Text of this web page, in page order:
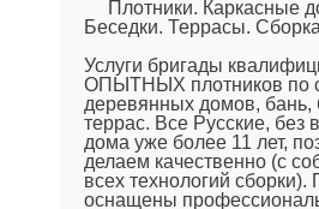
Плотники. Каркасные
Беседки. Террасы. Сборка
Услуги бригады
ОПЫТНЫХ плотников по
деревянных домов, бань,
террас. Все Русские, без
дома уже более 11 лет,
делаем качественно (с
всех технологий сборки).
оснащены